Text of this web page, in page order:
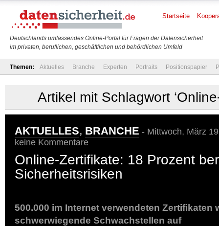
Deutschlands umfassendes Online-Portal für Fragen der Datensicherheit
im privaten, beruflichen, geschäftlichen und behördlichen Umfeld
Startseite
Themen: Aktuelles Branche Experten Portraits Positionspapier
Artikel mit Schlagwort
AKTUELLES, BRANCHE - Mittwoch, März
keine Kommentare
Online-Zertifikate: 18 Prozent
Sicherheitsrisiken
500.000 im Internet verwendeten Zertifikaten
schwerwiegende Schwachstellen auf